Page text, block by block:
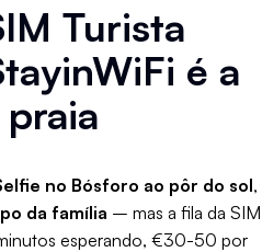
Turista
é a
no Bósforo ao pôr do sol,
da família – mas a fila da SIM
esperando, €30-50 por